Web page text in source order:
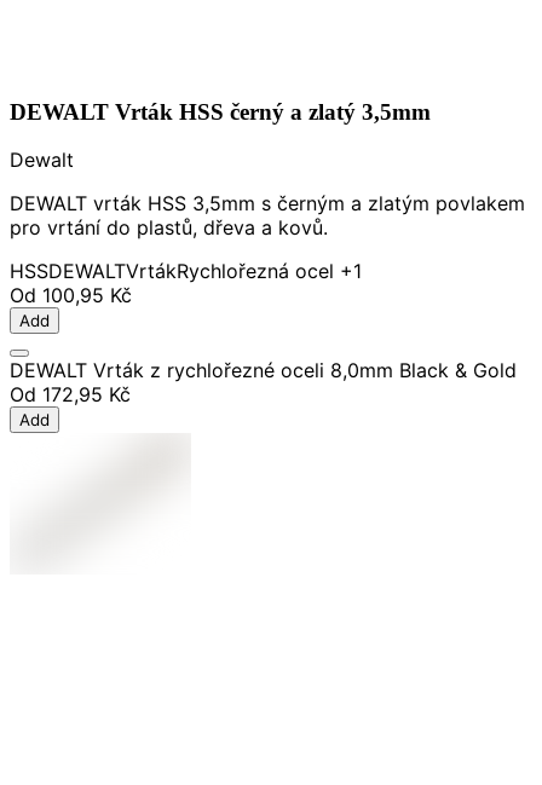
DEWALT Vrták HSS černý a zlatý 3,5mm
Dewalt
DEWALT vrták HSS 3,5mm s černým a zlatým povlakem
pro vrtání do plastů, dřeva a kovů.
HSSDEWALTVrtákRychlořezná ocel +1
Od 100,95 Kč
Add
DEWALT Vrták z rychlořezné oceli 8,0mm Black & Gold
Od 172,95 Kč
Add